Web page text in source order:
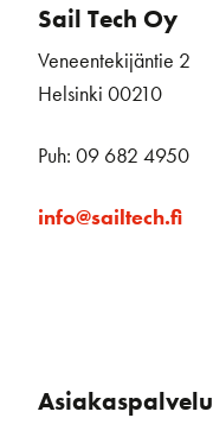
Sail Tech Oy
Veneentekijäntie 2
Helsinki 00210
Puh: 09 682 4950
info@sailtech.fi
Asiakaspalvelu